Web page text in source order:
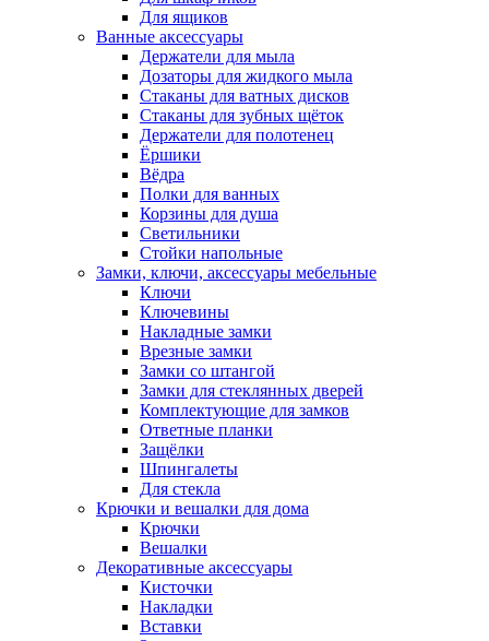
Для ящиков
Ванные аксессуары
Держатели для мыла
Дозаторы для жидкого мыла
Стаканы для ватных дисков
Стаканы для зубных щёток
Держатели для полотенец
Ёршики
Вёдра
Полки для ванных
Корзины для душа
Светильники
Стойки напольные
Замки, ключи, аксессуары мебельные
Ключи
Ключевины
Накладные замки
Врезные замки
Замки со штангой
Замки для стеклянных дверей
Комплектующие для замков
Ответные планки
Защёлки
Шпингалеты
Для стекла
Крючки и вешалки для дома
Крючки
Вешалки
Декоративные аксессуары
Кисточки
Накладки
Вставки